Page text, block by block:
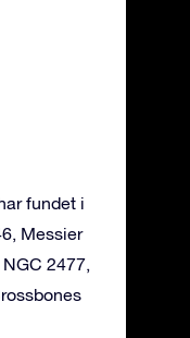
fundet i
Messier
2477,